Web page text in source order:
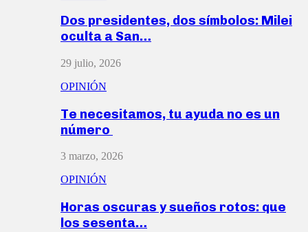
Dos presidentes, dos símbolos: Milei
oculta a San…
29 julio, 2026
OPINIÓN
Te necesitamos, tu ayuda no es un
número
3 marzo, 2026
OPINIÓN
Horas oscuras y sueños rotos: que
los sesenta…